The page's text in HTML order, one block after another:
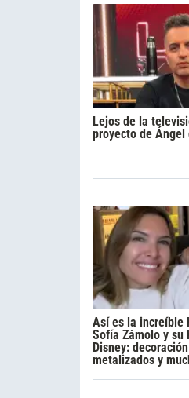
Lejos de la
proyecto de Ángel
Así es la increíble
Sofía Zámolo y su
Disney:
metalizados y